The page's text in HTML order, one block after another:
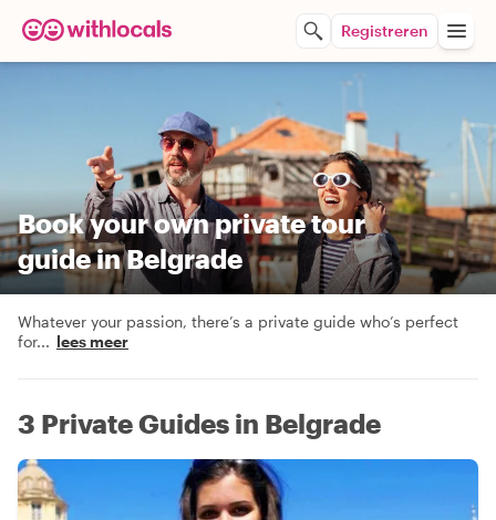
Registreren
Book your own private tour
guide in Belgrade
Whatever your passion, there’s a private guide who’s perfect
for... lees meer
3 Private Guides in Belgrade